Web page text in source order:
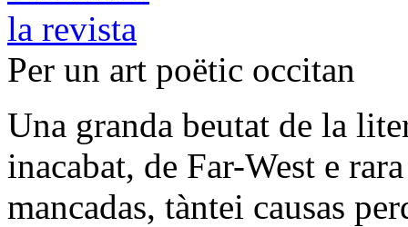
Per un art poëtic occitan
Una granda beutat de la
inacabat, de Far-West e
mancadas, tàntei causas